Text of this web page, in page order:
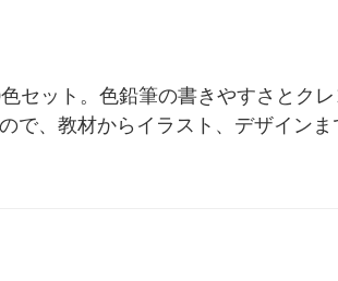
セット。色鉛筆の書きやすさとク
で、教材からイラスト、デザイン